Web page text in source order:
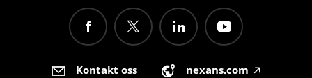
Kontakt oss nexans.com 🡥